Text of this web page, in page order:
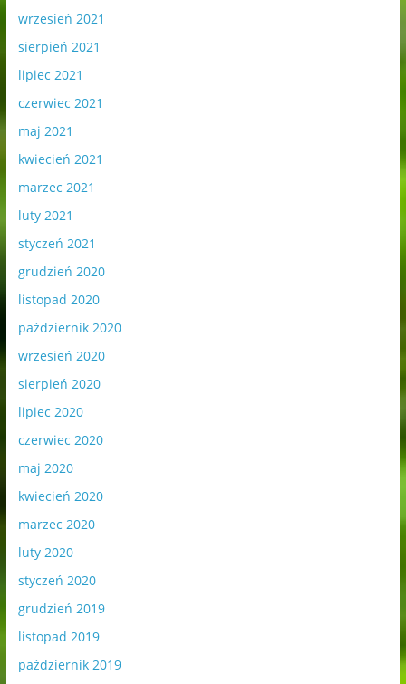
wrzesień 2021
sierpień 2021
lipiec 2021
czerwiec 2021
maj 2021
kwiecień 2021
marzec 2021
luty 2021
styczeń 2021
grudzień 2020
listopad 2020
październik 2020
wrzesień 2020
sierpień 2020
lipiec 2020
czerwiec 2020
maj 2020
kwiecień 2020
marzec 2020
luty 2020
styczeń 2020
grudzień 2019
listopad 2019
październik 2019